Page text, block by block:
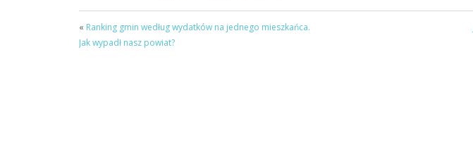
« Ranking gmin według wydatków na jednego mieszkańca.
Jak wypadł nasz powiat?